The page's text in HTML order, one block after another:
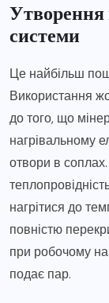
Утворення
системи
Це найбільш
Використання
до того, що
нагрівальному
отвори в
нагрітися до
повністю
при робочому
подає пар.